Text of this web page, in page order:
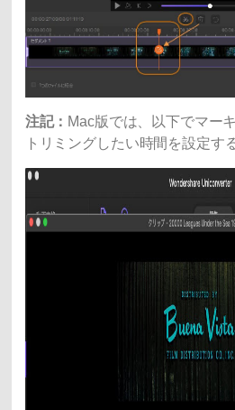
注記： Mac版では、以下でマー
トリミングしたい時間を設定す